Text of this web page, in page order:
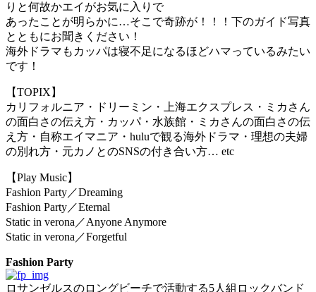
りと何故かエイがお気に入りで
あったことが明らかに…そこで奇跡が！！！下のガイド写真
とともにお聞きください！
海外ドラマもカッパは寝不足になるほどハマっているみたい
です！
【TOPIX】
カリフォルニア・ドリーミン・上海エクスプレス・ミカさん
の面白さの伝え方・カッパ・水族館・ミカさんの面白さの伝
え方・自称エイマニア・huluで観る海外ドラマ・理想の夫婦
の別れ方・元カノとのSNSの付き合い方… etc
【Play Music】
Fashion Party／Dreaming
Fashion Party／Eternal
Static in verona／Anyone Anymore
Static in verona／Forgetful
Fashion Party
ロサンゼルスのロングビーチで活動する5人組ロックバンド